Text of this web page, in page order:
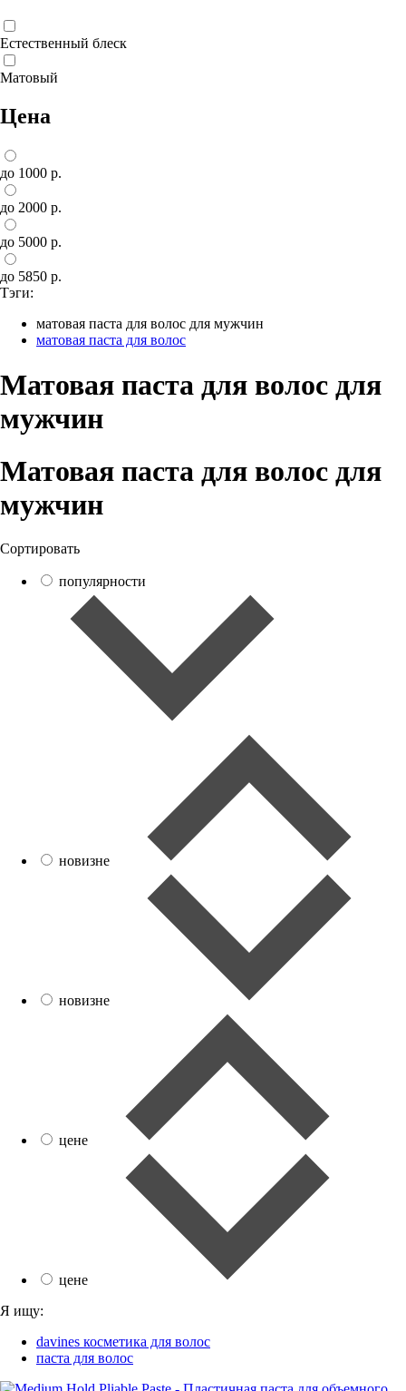
Естественный блеск
Матовый
Цена
до 1000 р.
до 2000 р.
до 5000 р.
до 5850 р.
Тэги:
матовая паста для волос для мужчин
матовая паста для волос
Матовая паста для волос для
мужчин
Матовая паста для волос для
мужчин
Сортировать
популярности
новизне
новизне
цене
цене
Я ищу:
davines косметика для волос
паста для волос